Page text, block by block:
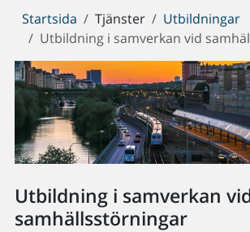
Du
är
här:
Startsida Tjänster
Utbildningar
Utbildning i samverkan vid
Utbildning i samverkan
samhällsstörningar